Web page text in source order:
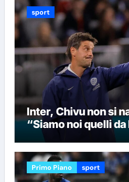
sport
Inter, Chivu non si
“Siamo noi quelli
Primo Piano sport